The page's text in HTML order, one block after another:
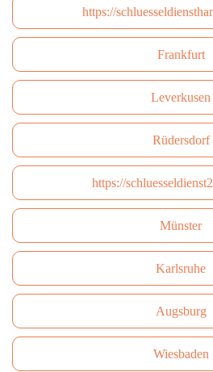
https://
Frankfurt
Leverkusen
Rüdersdorf
https://
Münster
Karlsruhe
Augsburg
Wiesbaden